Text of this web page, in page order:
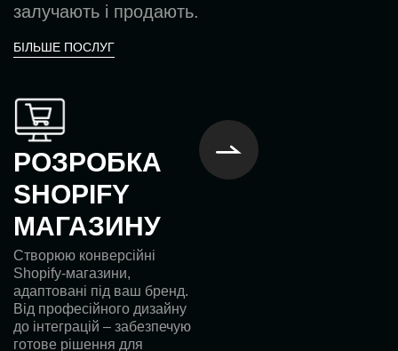
залучають і продають.
БІЛЬШЕ ПОСЛУГ
РОЗРОБКА
SHOPIFY
МАГАЗИНУ
Створюю конверсійні
Shopify-магазини,
адаптовані під ваш бренд.
Від професійного дизайну
до інтеграцій – забезпечую
готове рішення для